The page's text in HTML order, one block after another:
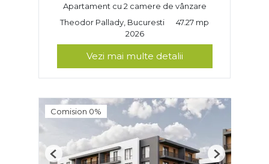
Apartament cu 2 camere de vânzare
Theodor Pallady, Bucuresti
47.27 mp
2026
Vezi mai multe detalii
Comision 0%
Previous Next